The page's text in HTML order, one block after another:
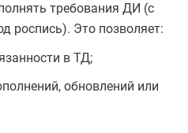
требования ДИ (с
роспись). Это позволяет:
в ТД;
обновлений или